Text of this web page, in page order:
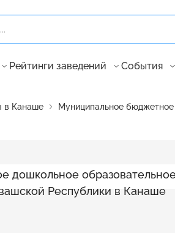
Рейтинги заведений События
в Канаше Муниципальное